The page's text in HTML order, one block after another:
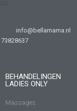
info@bellamama.nl
73828637
BEHANDELINGEN
LADIES ONLY
Massages